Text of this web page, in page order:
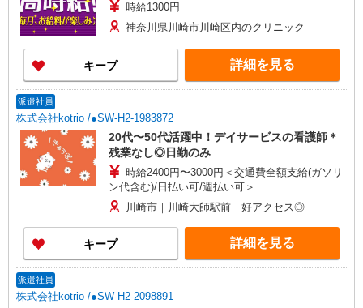
時給1300円
神奈川県川崎市川崎区内のクリニック
キープ 詳細を見る
派遣社員
株式会社kotrio /●SW-H2-1983872
20代〜50代活躍中！デイサービスの看護師＊
残業なし◎日勤のみ
時給2400円〜3000円＜交通費全額支給(ガソリ
ン代含む)/日払い可/週払い可＞
川崎市｜川崎大師駅前 好アクセス◎
キープ 詳細を見る
派遣社員
株式会社kotrio /●SW-H2-2098891